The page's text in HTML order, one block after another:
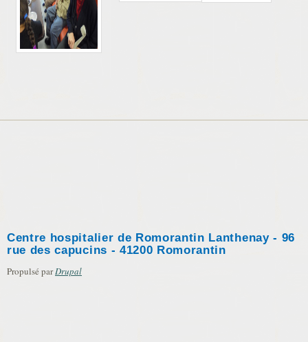
Centre hospitalier de Romorantin Lanthenay - 96
rue des capucins - 41200 Romorantin
Propulsé parDrupal